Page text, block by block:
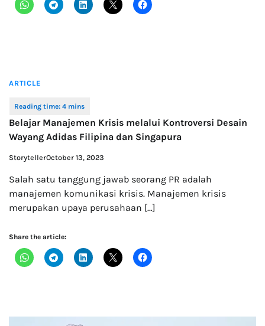
ARTICLE
Belajar Manajemen Krisis melalui Kontroversi Desain
Wayang Adidas Filipina dan Singapura
StorytellerOctober 13, 2023
Salah satu tanggung jawab seorang PR adalah
manajemen komunikasi krisis. Manajemen krisis
merupakan upaya perusahaan […]
Share the article: